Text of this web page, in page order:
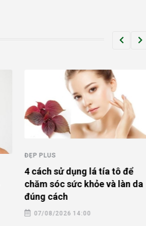
ĐẸP PLUS
4 cách sử dụng lá tía tô để
chăm sóc sức khỏe và làn da
đúng cách
07/08/2026 14:00